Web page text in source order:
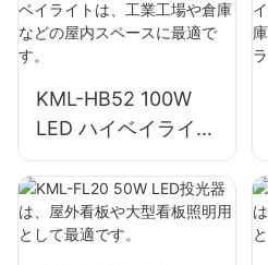
KML-HB52 100W
LED ハイベイライト
は、工業工場や倉庫
などの屋内スペース
に最適です。